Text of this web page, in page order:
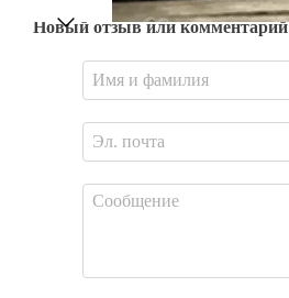
Новый отзыв или комментарий